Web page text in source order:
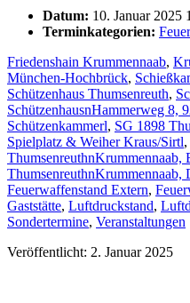
Datum: 10. Januar 2025
Terminkategorien:
Friedenshain Krummennaab,
München-Hochbrück,
Schützenhaus Thumsenreuth,
SchützenhausnHammerweg 8,
Schützenkammerl, SG 1898
Spielplatz & Weiher Kraus/Sirtl,
ThumsenreuthnKrummennaab,
ThumsenreuthnKrummennaab,
Feuerwaffenstand Extern,
Gaststätte, Luftdruckstand,
Sondertermine, Veranstaltungen
Veröffentlicht: 2. Januar 2025